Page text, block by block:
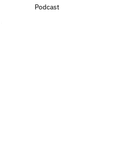
Podcast